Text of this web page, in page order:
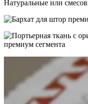
Натуральные или